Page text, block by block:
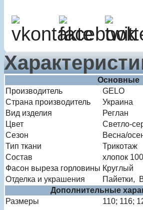
Основные
Производитель
GELO
Страна производитель
Украина
Вид изделия
Реглан
Цвет
Светло-
Сезон
Весна/
Тип ткани
Трикотаж
Состав
хлопок
Фасон выреза горловины Круглый
Отделка и украшения
Пайетки,
Дополнительные
Размеры
110; 116;